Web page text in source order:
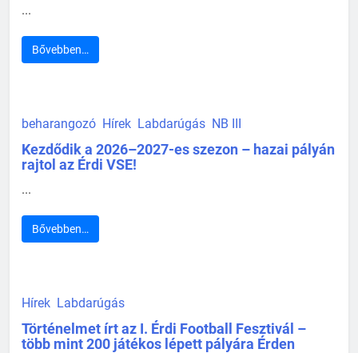
...
Bővebben…
beharangozó Hírek Labdarúgás NB III
Kezdődik a 2026–2027-es szezon – hazai pályán
rajtol az Érdi VSE!
...
Bővebben…
Hírek Labdarúgás
Történelmet írt az I. Érdi Football Fesztivál –
több mint 200 játékos lépett pályára Érden